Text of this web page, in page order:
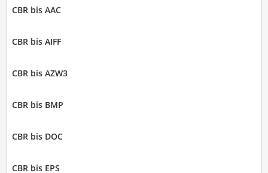
CBR bis AAC
CBR bis AIFF
CBR bis AZW3
CBR bis BMP
CBR bis DOC
CBR bis EPS